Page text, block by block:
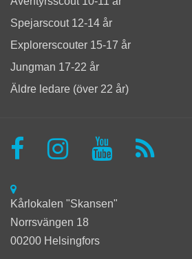
Spejarscout 12-14 år
Explorerscouter 15-17 år
Jungman 17-22 år
Äldre ledare (över 22 år)
Kårlokalen "Skansen"
Norrsvängen 18
00200 Helsingfors